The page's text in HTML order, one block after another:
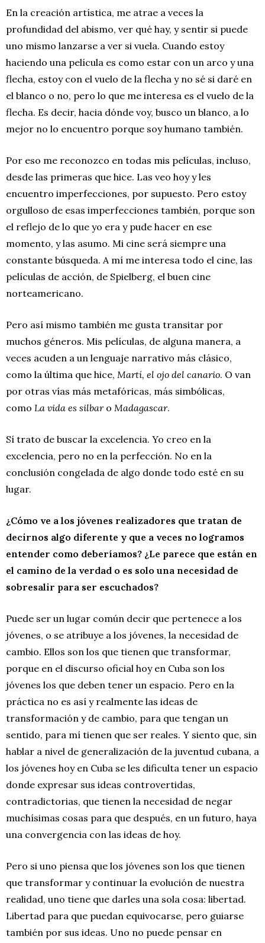
En la creación artística, me atrae a veces la
profundidad del abismo, ver qué hay, y sentir si puede
uno mismo lanzarse a ver si vuela. Cuando estoy
haciendo una película es como estar con un arco y una
flecha, estoy con el vuelo de la flecha y no sé si daré en
el blanco o no, pero lo que me interesa es el vuelo de la
flecha. Es decir, hacia dónde voy, busco un blanco, a lo
mejor no lo encuentro porque soy humano también.
Por eso me reconozco en todas mis películas, incluso,
desde las primeras que hice. Las veo hoy y les
encuentro imperfecciones, por supuesto. Pero estoy
orgulloso de esas imperfecciones también, porque son
el reflejo de lo que yo era y pude hacer en ese
momento, y las asumo. Mi cine será siempre una
constante búsqueda. A mí me interesa todo el cine, las
películas de acción, de Spielberg, el buen cine
norteamericano.
Pero así mismo también me gusta transitar por
muchos géneros. Mis películas, de alguna manera, a
veces acuden a un lenguaje narrativo más clásico,
como la última que hice, Martí, el ojo del canario. O van
por otras vías más metafóricas, más simbólicas,
como La vida es silbaro Madagascar.
Sí trato de buscar la excelencia. Yo creo en la
excelencia, pero no en la perfección. No en la
conclusión congelada de algo donde todo esté en su
lugar.
¿Cómo ve a los jóvenes realizadores que tratan de
decirnos algo diferente y que a veces no logramos
entender como deberíamos? ¿Le parece que están en
el camino de la verdad o es solo una necesidad de
sobresalir para ser escuchados?
Puede ser un lugar común decir que pertenece a los
jóvenes, o se atribuye a los jóvenes, la necesidad de
cambio. Ellos son los que tienen que transformar,
porque en el discurso oficial hoy en Cuba son los
jóvenes los que deben tener un espacio. Pero en la
práctica no es así y realmente las ideas de
transformación y de cambio, para que tengan un
sentido, para mí tienen que ser reales. Y siento que, sin
hablar a nivel de generalización de la juventud cubana, a
los jóvenes hoy en Cuba se les dificulta tener un espacio
donde expresar sus ideas controvertidas,
contradictorias, que tienen la necesidad de negar
muchísimas cosas para que después, en un futuro, haya
una convergencia con las ideas de hoy.
Pero si uno piensa que los jóvenes son los que tienen
que transformar y continuar la evolución de nuestra
realidad, uno tiene que darles una sola cosa: libertad.
Libertad para que puedan equivocarse, pero guiarse
también por sus ideas. Uno no puede pensar en